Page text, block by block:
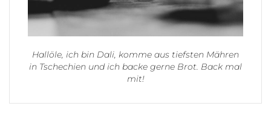
Hallöle, ich bin Dali, komme aus tiefsten Mähren
in Tschechien und ich backe gerne Brot. Back mal
mit!